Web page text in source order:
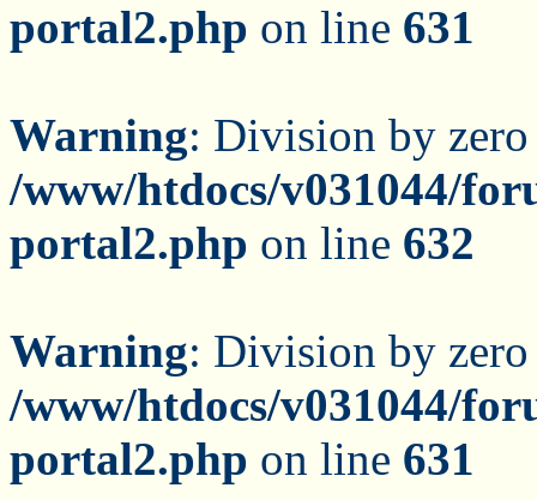
portal2.php on line 631
Warning: Division by
/www/htdocs/v031044/
portal2.php on line 632
Warning: Division by
/www/htdocs/v031044/
portal2.php on line 631